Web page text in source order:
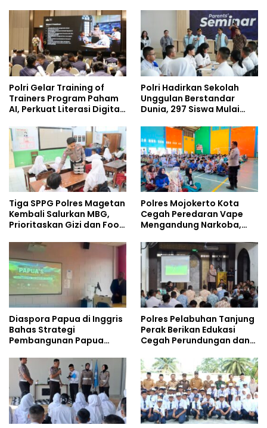
Policing Masuki Babak
Polri Gelar Training of
Trainers Program Paham
AI, Perkuat Literasi Digital
Polri Hadirkan Sekolah
Unggulan Berstandar
Dunia, 297 Siswa Mulai
Tiga SPPG Polres Magetan
Kembali Salurkan MBG,
Prioritaskan Gizi dan Food
Polres Mojokerto Kota
Cegah Peredaran Vape
Mengandung Narkoba,
Kalangan Remaja
Diaspora Papua di Inggris
Bahas Strategi
Pembangunan Papua
Doktoral Internasional
Polres Pelabuhan Tanjung
Perak Berikan Edukasi
Cegah Perundungan dan
kepada Pelajar MPLS